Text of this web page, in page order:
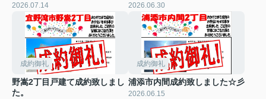
2026.07.14 2026.06.30
成約御礼
野嵩2丁目戸建て成約致しまし
た。
成約御礼
浦添市内間成約致しました☆彡
2026.06.15